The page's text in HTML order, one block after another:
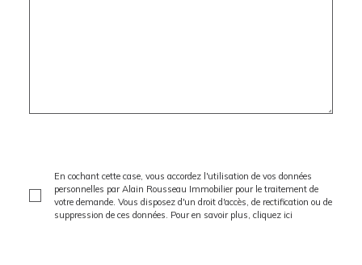
En cochant cette case, vous accordez l'utilisation de vos données
personnelles par Alain Rousseau Immobilier pour le traitement de
votre demande. Vous disposez d'un droit d'accès, de rectification ou de
suppression de ces données. Pour en savoir plus, cliquez ici